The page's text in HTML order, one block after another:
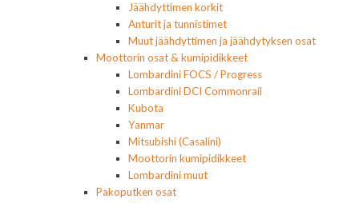
Jäähdyttimen korkit
Anturit ja tunnistimet
Muut jäähdyttimen ja jäähdytyksen osat
Moottorin osat & kumipidikkeet
Lombardini FOCS / Progress
Lombardini DCI Commonrail
Kubota
Yanmar
Mitsubishi (Casalini)
Moottorin kumipidikkeet
Lombardini muut
Pakoputken osat